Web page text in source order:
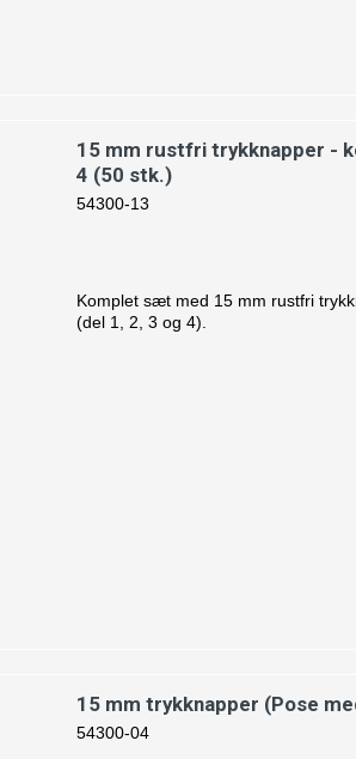
15 mm rustfri trykknapper -
4 (50 stk.)
54300-13
Komplet sæt med 15 mm rustfri
(del 1, 2, 3 og 4).
15 mm trykknapper (Pose
54300-04